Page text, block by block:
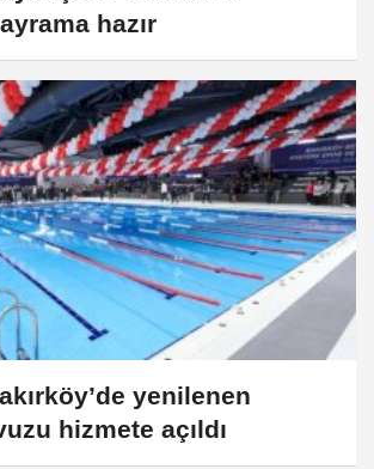
hazır
yenilenen
hizmete açıldı